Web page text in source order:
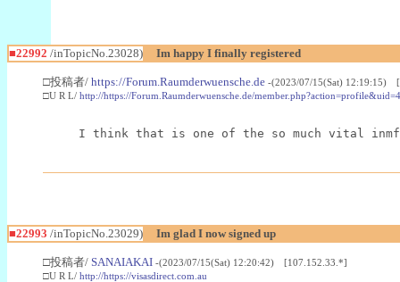
■22992 /inTopicNo.23028) Im happy I finally registered
□投稿者/ https://Forum.Raumderwuensche.de -(2023/07/15(Sat) 12:19:15)
□U R L/ http://https://Forum.Raumderwuensche.de/
I think that is one of the so much vital
■22993 /inTopicNo.23029) Im glad I now signed up
□投稿者/ SANAIAKAI -(2023/07/15(Sat) 12:20:42) [107.152.33.*]
□U R L/ http://https://visasdirect.com.au